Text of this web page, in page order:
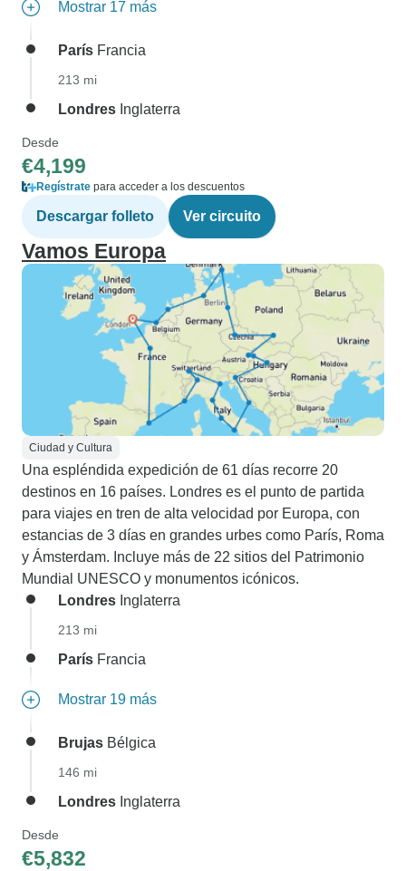
Mostrar 17 más
París Francia
213 mi
Londres Inglaterra
Desde
€4,199
Regístrate para acceder a los descuentos
Descargar folleto Ver circuito
Vamos Europa
Ciudad y Cultura
Una espléndida expedición de 61 días recorre 20
destinos en 16 países. Londres es el punto de partida
para viajes en tren de alta velocidad por Europa, con
estancias de 3 días en grandes urbes como París, Roma
y Ámsterdam. Incluye más de 22 sitios del Patrimonio
Mundial UNESCO y monumentos icónicos.
Londres Inglaterra
213 mi
París Francia
Mostrar 19 más
Brujas Bélgica
146 mi
Londres Inglaterra
Desde
€5,832